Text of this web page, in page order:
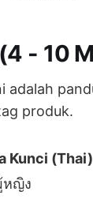
- 10
adalah
produk.
Kunci (Thai)
หญิง